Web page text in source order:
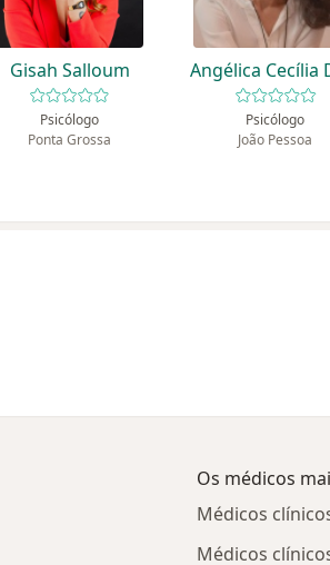
Gisah Salloum
Psicólogo
Ponta Grossa
Angélica Cecília
Psicólogo
João Pessoa
Os médicos
Médicos
Médicos